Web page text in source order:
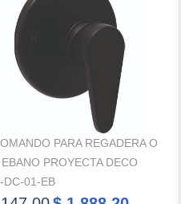
PARA REGADERA O
PROYECTA DECO
DC-01-EB